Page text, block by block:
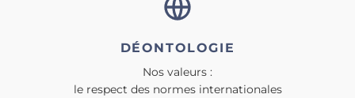
DÉONTOLOGIE
Nos valeurs :
le respect des normes internationales